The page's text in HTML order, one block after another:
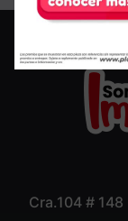
Cra.104 #